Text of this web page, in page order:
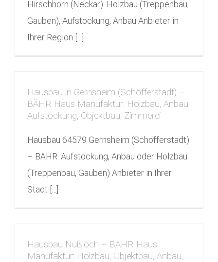
Hirschhorn (Neckar). Holzbau (Treppenbau,
Gauben), Aufstockung, Anbau Anbieter in
Ihrer Region [...]
Hausbau in Gernsheim (Schöfferstadt) –
BÄHR Haus Manufaktur: Holzbau, Anbau,
Aufstockung, Objektbau, Zimmerei
Hausbau 64579 Gernsheim (Schöfferstadt)
– BÄHR. Aufstockung, Anbau oder Holzbau
(Treppenbau, Gauben) Anbieter in Ihrer
Stadt [...]
Hausbau Nußloch – BÄHR Haus
Manufaktur: Holzbau, Objektbau, Anbau,